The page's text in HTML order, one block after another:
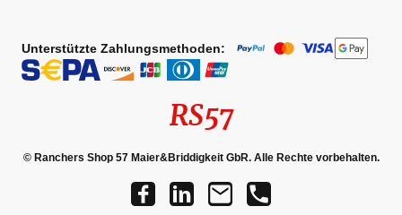
Unterstützte Zahlungsmethoden:
RS57
© Ranchers Shop 57 Maier&Briddigkeit GbR. Alle Rechte vorbehalten.